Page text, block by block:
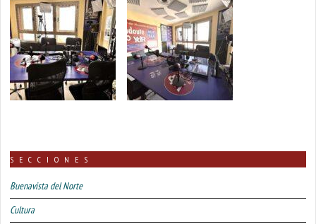
SECCIONES
Buenavista del Norte
Cultura